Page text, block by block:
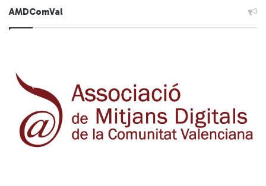
AMDComVal